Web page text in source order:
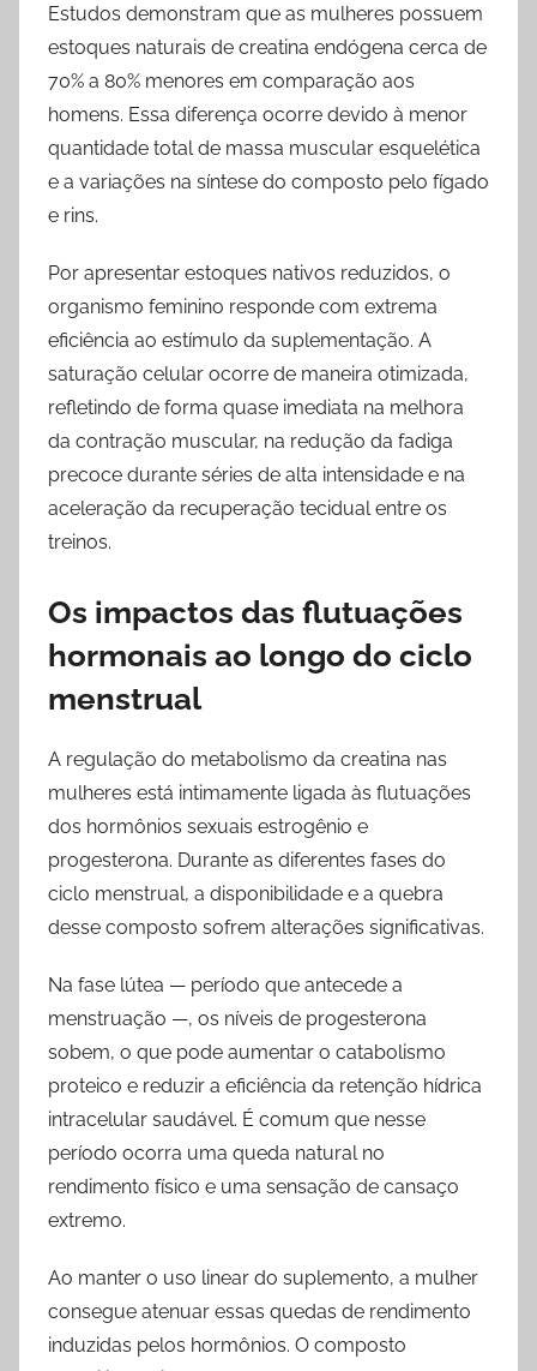
Estudos demonstram que as mulheres possuem
estoques naturais de creatina endógena cerca de
70% a 80% menores em comparação aos
homens. Essa diferença ocorre devido à menor
quantidade total de massa muscular esquelética
e a variações na síntese do composto pelo fígado
e rins.
Por apresentar estoques nativos reduzidos, o
organismo feminino responde com extrema
eficiência ao estímulo da suplementação. A
saturação celular ocorre de maneira otimizada,
refletindo de forma quase imediata na melhora
da contração muscular, na redução da fadiga
precoce durante séries de alta intensidade e na
aceleração da recuperação tecidual entre os
treinos.
Os impactos das flutuações
hormonais ao longo do ciclo
menstrual
A regulação do metabolismo da creatina nas
mulheres está intimamente ligada às flutuações
dos hormônios sexuais estrogênio e
progesterona. Durante as diferentes fases do
ciclo menstrual, a disponibilidade e a quebra
desse composto sofrem alterações significativas.
Na fase lútea — período que antecede a
menstruação —, os níveis de progesterona
sobem, o que pode aumentar o catabolismo
proteico e reduzir a eficiência da retenção hídrica
intracelular saudável. É comum que nesse
período ocorra uma queda natural no
rendimento físico e uma sensação de cansaço
extremo.
Ao manter o uso linear do suplemento, a mulher
consegue atenuar essas quedas de rendimento
induzidas pelos hormônios. O composto